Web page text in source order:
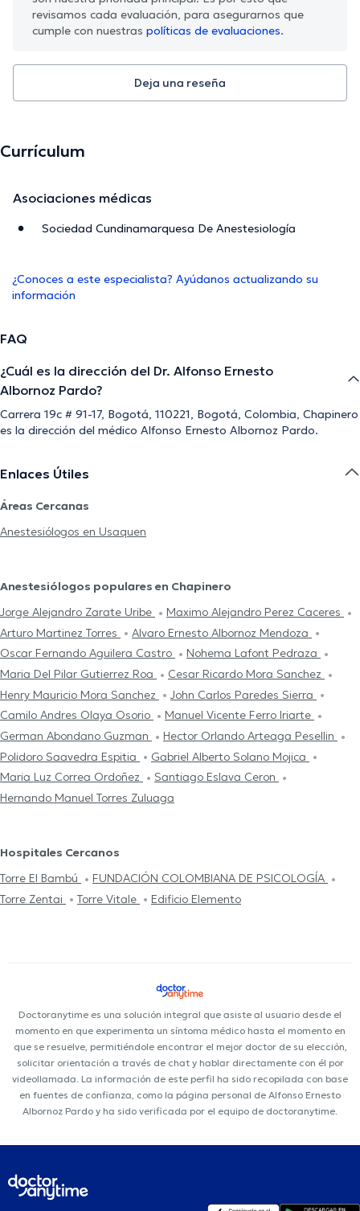
revisamos cada evaluación, para asegurarnos que
cumple con nuestras políticas de evaluaciones.
Deja una reseña
Currículum
Asociaciones médicas
Sociedad Cundinamarquesa De Anestesiología
¿Conoces a este especialista? Ayúdanos actualizando su
información
FAQ
¿Cuál es la dirección del Dr. Alfonso Ernesto
Albornoz Pardo?
Carrera 19c # 91-17, Bogotá, 110221, Bogotá, Colombia, Chapinero
es la dirección del médico Alfonso Ernesto Albornoz Pardo.
Enlaces Útiles
Áreas Cercanas
Anestesiólogos en Usaquen
Anestesiólogos populares en Chapinero
Jorge Alejandro Zarate Uribe
Maximo Alejandro Perez Caceres
Arturo Martinez Torres
Alvaro Ernesto Albornoz Mendoza
Oscar Fernando Aguilera Castro
Nohema Lafont Pedraza
Maria Del Pilar Gutierrez Roa
Cesar Ricardo Mora Sanchez
Henry Mauricio Mora Sanchez
John Carlos Paredes Sierra
Camilo Andres Olaya Osorio
Manuel Vicente Ferro Iriarte
German Abondano Guzman
Hector Orlando Arteaga Pesellin
Polidoro Saavedra Espitia
Gabriel Alberto Solano Mojica
Maria Luz Correa Ordoñez
Santiago Eslava Ceron
Hernando Manuel Torres Zuluaga
Hospitales Cercanos
Torre El Bambú
FUNDACIÓN COLOMBIANA DE PSICOLOGÍA
Torre Zentai
Torre Vitale Edificio Elemento
Doctoranytime es una solución integral que asiste al usuario desde el
momento en que experimenta un síntoma médico hasta el momento en
que se resuelve, permitiéndole encontrar el mejor doctor de su elección,
solicitar orientación a través de chat y hablar directamente con él por
videollamada. La información de este perfil ha sido recopilada con base
en fuentes de confianza, como la página personal de Alfonso Ernesto
Albornoz Pardo y ha sido verificada por el equipo de doctoranytime.